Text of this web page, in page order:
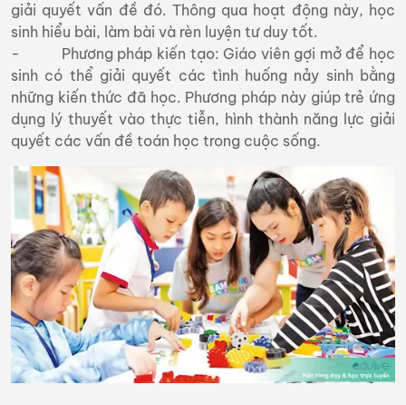
giải quyết vấn đề đó. Thông qua hoạt động này, học
sinh hiểu bài, làm bài và rèn luyện tư duy tốt.
- Phương pháp kiến tạo: Giáo viên gợi mở để học
sinh có thể giải quyết các tình huống nảy sinh bằng
những kiến thức đã học. Phương pháp này giúp trẻ ứng
dụng lý thuyết vào thực tiễn, hình thành năng lực giải
quyết các vấn đề toán học trong cuộc sống.